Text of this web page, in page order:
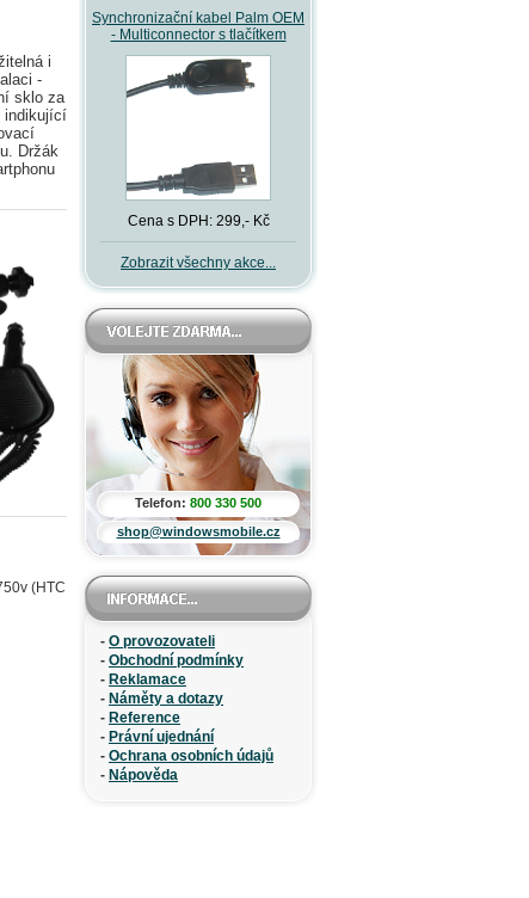
Synchronizační kabel Palm OEM
- Multiconnector s tlačítkem
Cena s DPH: 299,- Kč
Zobrazit všechny akce...
Telefon: 800 330 500
shop@windowsmobile.cz
- O provozovateli
- Obchodní podmínky
- Reklamace
- Náměty a dotazy
- Reference
- Právní ujednání
- Ochrana osobních údajů
- Nápověda
i
-
sklo za
indikující
Držák
(HTC